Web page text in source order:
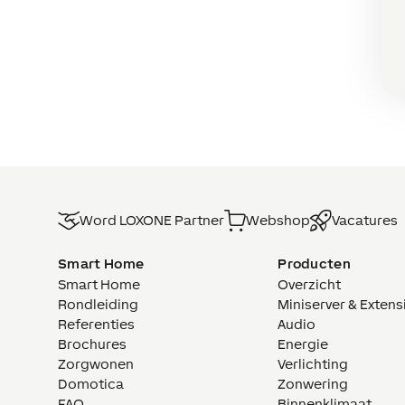
Word LOXONE Partner Webshop Vacatures
Smart Home
Smart Home
Rondleiding
Referenties
Brochures
Zorgwonen
Domotica
Producten
Overzicht
Miniserver &
Audio
Energie
Verlichting
Zonwering